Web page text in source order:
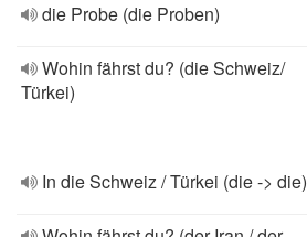
die Probe (die Proben)
Wohin fährst du? (die Schweiz/
Türkei)
In die Schweiz / Türkei (die -> die)